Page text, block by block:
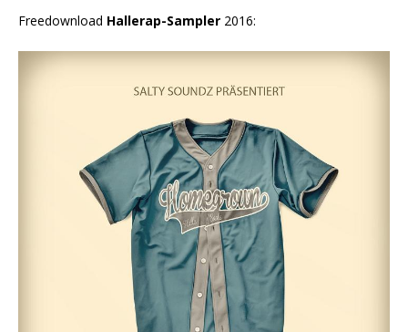
Freedownload Hallerap-Sampler 2016: